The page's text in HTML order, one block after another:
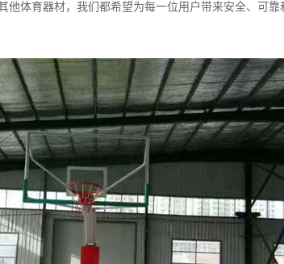
他体育器材，我们都希望为每一位用户带来安全、可靠